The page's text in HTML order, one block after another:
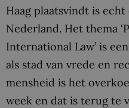
Haag plaatsvindt is
Nederland. Het thema
International Law’ is
als stad van vrede en
mensheid is het
week en dat is terug te